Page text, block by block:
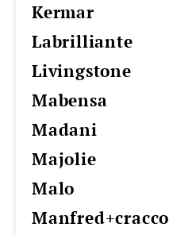
kermar
labrilliante
livingstone
mabensa
madani
majolie
malo
manfred+cracco